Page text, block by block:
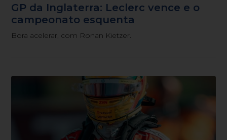
GP da Inglaterra: Leclerc vence e o
campeonato esquenta
Bora acelerar, com Ronan Kietzer.